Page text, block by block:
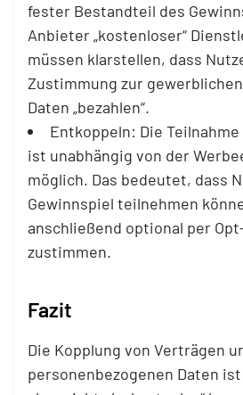
fester Bestandteil des
Anbieter „kostenloser“
müssen klarstellen, dass
Zustimmung zur
Daten „bezahlen“.
Entkoppeln: Die
ist unabhängig von der
möglich. Das bedeutet, dass
Gewinnspiel teilnehmen
anschließend optional per
zustimmen.
Fazit
Die Kopplung von Verträgen
personenbezogenen Daten